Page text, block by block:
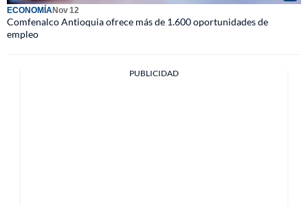
ECONOMÍANov 12
Comfenalco Antioquia ofrece más de 1.600 oportunidades de
empleo
PUBLICIDAD